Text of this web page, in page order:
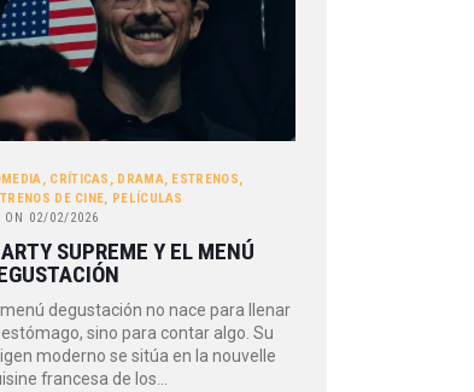
, CRÍTICAS , DRAMA, ESTRENOS,
DE CINE, PELÍCULAS
ON 02/02/2026
SUPREME Y EL MENÚ
menú degustación no nace para llenar
estómago, sino para contar algo. Su
moderno se sitúa en la nouvelle
francesa de los…